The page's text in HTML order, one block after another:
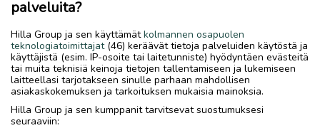
Myydään osina. Ajettu vain n.150tkm.
Toimitus
Lähetys
Nouto
palveluita?
Hilla Group ja sen käyttämätkolmannen osapuolen
teknologiatoimittajat(46) keräävät tietoja palveluiden käytöstä ja
käyttäjistä (esim. IP-osoite tai laitetunniste) hyödyntäen evästeitä
tai muita teknisiä keinoja tietojen tallentamiseen ja lukemiseen
laitteellasi tarjotakseen sinulle parhaan mahdollisen
asiakaskokemuksen ja tarkoituksen mukaisia mainoksia.
Hilla Group ja sen kumppanit tarvitsevat suostumuksesi
seuraaviin: